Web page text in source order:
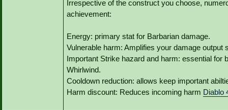
Irrespective of the construct you choose,
achievement:
Energy: primary stat for Barbarian damage.
Vulnerable harm: Amplifies your damage output
Important Strike hazard and harm: essential for
Whirlwind.
Cooldown reduction: allows keep important
Harm discount: Reduces incoming harm Diablo